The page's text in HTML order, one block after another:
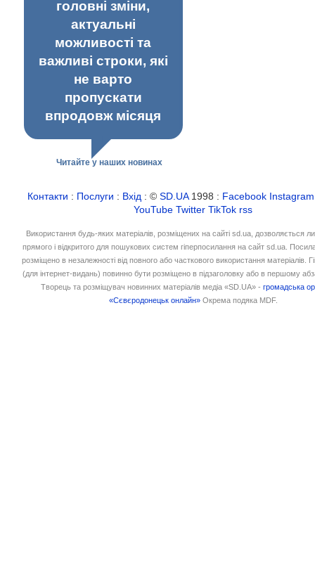
головні зміни,
актуальні
можливості та
важливі строки, які
не варто
пропускати
впродовж місяця
Читайте у наших новинах
Контакти : Послуги : Вхід : ©SD.UA1998 : Facebook Instagram
YouTube Twitter TikTok rss
Використання будь-яких матеріалів, розміщених на сайті sd.ua, дозволяється
прямого і відкритого для пошукових систем гіперпосилання на сайт sd.ua.
розміщено в незалежності від повного або часткового використання матеріалів.
(для інтернет-видань) повинно бути розміщено в підзаголовку або в першому
Творець та розміщувач новинних матеріалів медіа «SD.UA» -громадська
«Сєвєродонецьк онлайн» Окрема подяка MDF.